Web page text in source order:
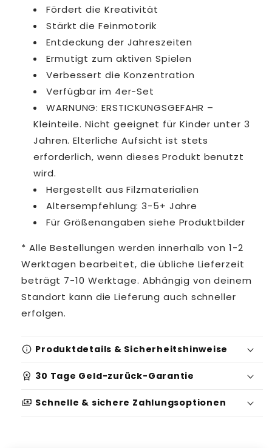
Fördert die Kreativität
Stärkt die Feinmotorik
Entdeckung der Jahreszeiten
Ermutigt zum aktiven Spielen
Verbessert die Konzentration
Verfügbar im 4er-Set
WARNUNG: ERSTICKUNGSGEFAHR –
Kleinteile. Nicht geeignet für Kinder unter 3
Jahren. Elterliche Aufsicht ist stets
erforderlich, wenn dieses Produkt benutzt
wird.
Hergestellt aus Filzmaterialien
Altersempfehlung: 3-5+ Jahre
Für Größenangaben siehe Produktbilder
* Alle Bestellungen werden innerhalb von 1-2
Werktagen bearbeitet, die übliche Lieferzeit
beträgt 7-10 Werktage. Abhängig von deinem
Standort kann die Lieferung auch schneller
erfolgen.
info Produktdetails & Sicherheitshinweise
Produktidentifikation:
Serien-/Batchnummer: 86949783
workspace_premium 30 Tage Geld-zurück-Garantie
payments Schnelle & sichere Zahlungsoptionen